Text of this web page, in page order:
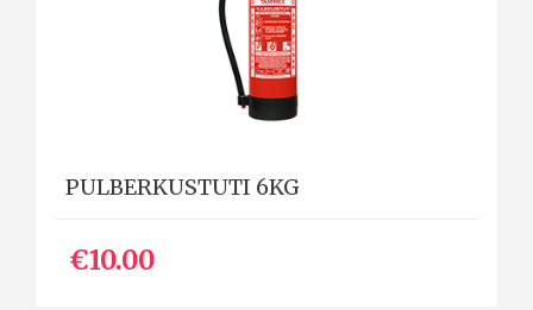
PULBERKUSTUTI 6KG
€10.00